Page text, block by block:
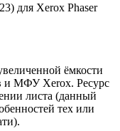
для Xerox Phaser
ёмкости
и МФУ Xerox. Ресурс
листа (данный
тех или